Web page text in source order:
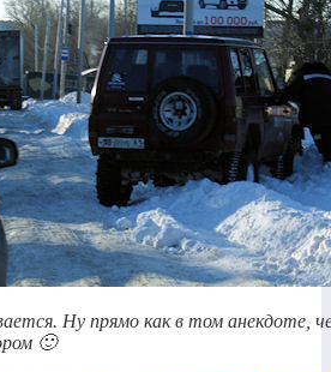
Ну прямо как в том анекдоте,
🙂